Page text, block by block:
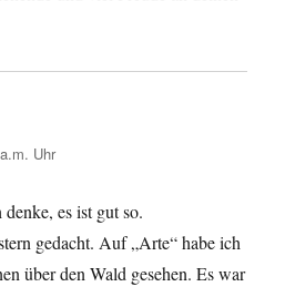
Uhr
es ist gut so.
gedacht. Auf „Arte“ habe ich
über den Wald gesehen. Es war